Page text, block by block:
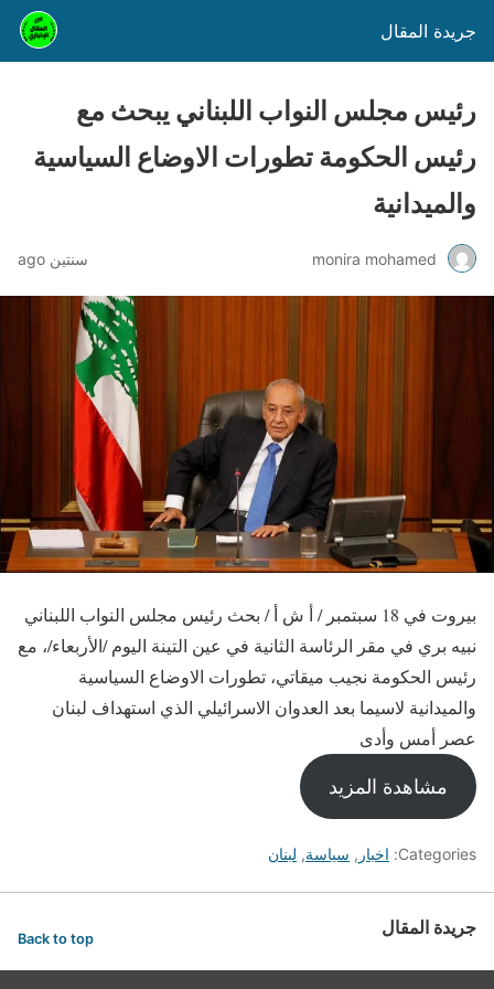
جريدة المقال
رئيس مجلس النواب اللبناني يبحث مع
رئيس الحكومة تطورات الاوضاع السياسية
والميدانية
monira mohamed سنتين ago
بيروت في 18 سبتمبر / أ ش أ / بحث رئيس مجلس النواب اللبناني
نبيه بري في مقر الرئاسة الثانية في عين التينة اليوم /الأربعاء/، مع
رئيس الحكومة نجيب ميقاتي، تطورات الاوضاع السياسية
والميدانية لاسيما بعد العدوان الاسرائيلي الذي استهداف لبنان
عصر أمس وأدى
مشاهدة المزيد
Categories: اخبار , سياسة, لبنان
جريدة المقال Back to top